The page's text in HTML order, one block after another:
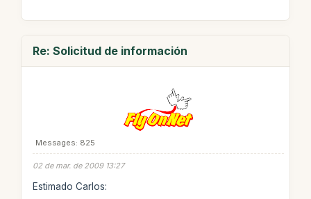
Re: Solicitud de información
Messages: 825
02 de mar. de 2009 13:27
Estimado Carlos: